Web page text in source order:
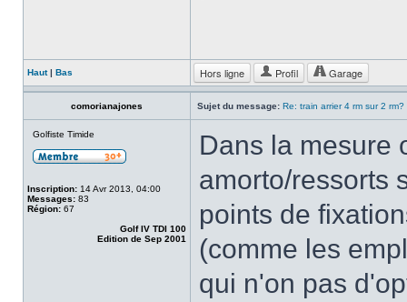
Haut| Bas Hors ligne Profil Garage
comorianajones Sujet du message: Re: train arrier 4 rm sur 2 rm?
Golfiste Timide
Inscription: 14 Avr 2013, 04:00
Messages: 83
Région: 67
Golf IV TDI 100
Edition de Sep 2001
Dans la mesure
amorto/ressorts
points de
(comme les
qui n'on pas